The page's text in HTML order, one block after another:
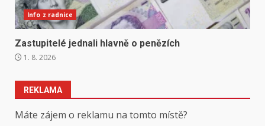
Info z radnice
Zastupitelé jednali hlavně o penězích
1. 8. 2026
REKLAMA
Máte zájem o reklamu na tomto místě?